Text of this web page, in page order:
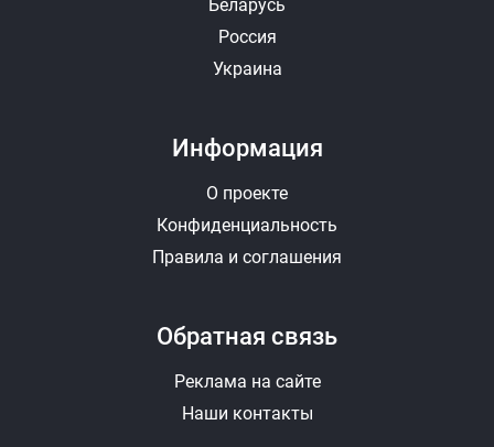
Беларусь
Россия
Украина
Информация
О проекте
Конфиденциальность
Правила и соглашения
Обратная связь
Реклама на сайте
Наши контакты